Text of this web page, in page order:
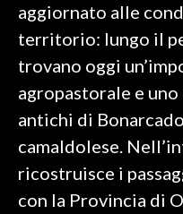
EVENTI
#CARAUNIONE
3 MINUTI CON
INSULARITÀ
aggiornato alle
territorio: lungo il
trovano oggi
agropastorale e
antichi di
camaldolese.
ricostruisce i
con la Provincia di